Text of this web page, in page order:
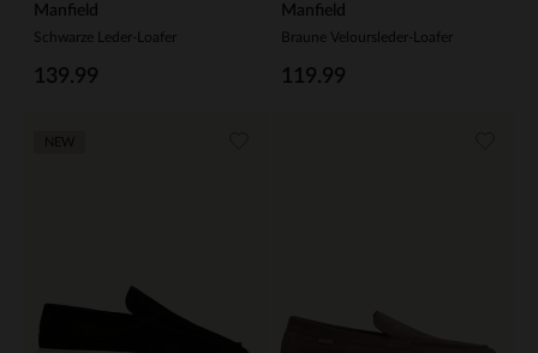
Manfield
Schwarze Leder-Loafer
139.99
Manfield
Braune Veloursleder-Loafer
119.99